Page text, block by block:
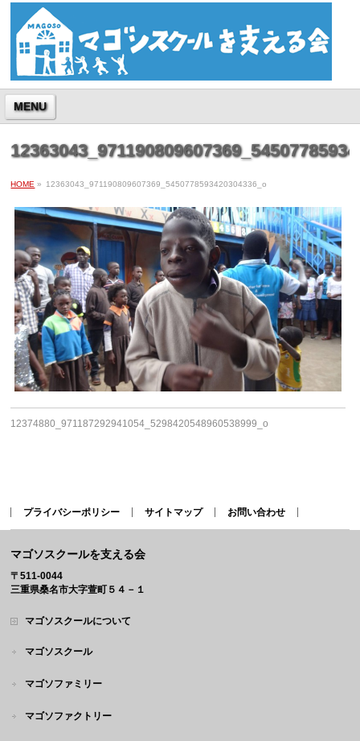
MENU
HOME » 12363043_971190809607369_5450778593420304336_o
12374880_971187292941054_5298420548960538999_o
プライバシーポリシー サイトマップ お問い合わせ
マゴソスクールを支える会
〒511-0044
三重県桑名市大字萱町５４－１
マゴソスクールについて
マゴソスクール
マゴソファミリー
マゴソファクトリー